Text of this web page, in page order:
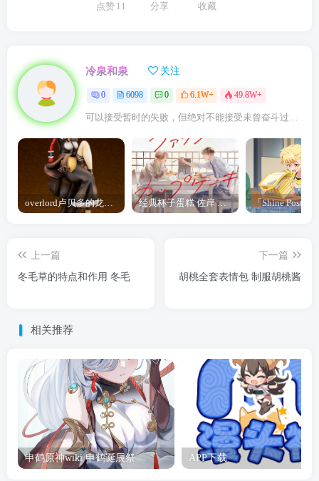
点赞 11 分享 收藏
冷泉和泉 关注
0 6098 0 6.1W+ 49.8W+
可以接受暂时的失败，但绝对不能接受未曾奋斗过的自己
overlord卢贝多的龙王谁厉害 「Overlord」露普斯蕾琪娜·贝塔手办开订 经典杯子蛋糕 佐岸 漫画「经典杯子蛋糕」宣布真人日剧化
上一篇
冬毛草的特点和作用 冬毛
下一篇
胡桃全套表情包 制服胡桃酱
相关推荐
申鹤原神wiki 申鹤诞辰祭 APP下载